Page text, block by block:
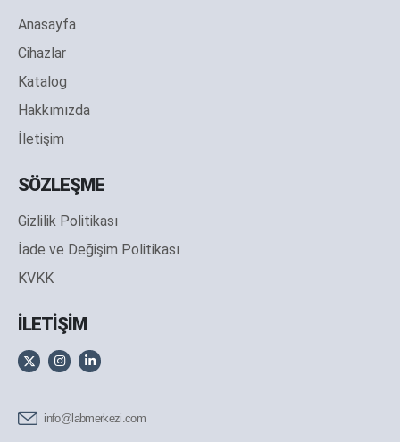
Anasayfa
Cihazlar
Katalog
Hakkımızda
İletişim
SÖZLEŞME
Gizlilik Politikası
İade ve Değişim Politikası
KVKK
İLETİŞİM
info@labmerkezi.com